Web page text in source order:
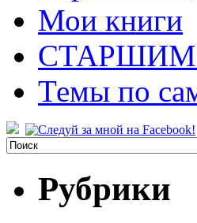
Мои книги
Темы по
Рубрики